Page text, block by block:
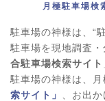
月極駐車場検
駐車場の神様は、“
駐車場を現地調査・
合駐車場検索サイト
駐車場の神様は、
索サイト」
、お出